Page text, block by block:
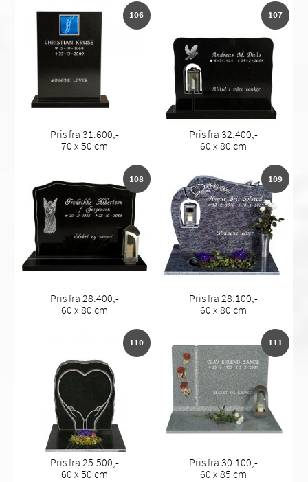
106
Pris fra 31.600,-
70 x 50 cm
107
Pris fra 32.400,-
60 x 80 cm
108
Pris fra 28.400,-
60 x 80 cm
109
Pris fra 28.100,-
60 x 80 cm
110
Pris fra 25.500,-
60 x 50 cm
111
Pris fra 30.100,-
60 x 85 cm